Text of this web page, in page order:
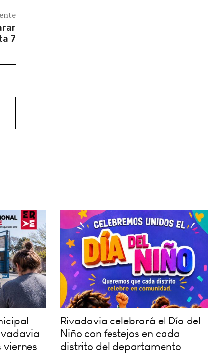
7
Rivadavia celebrará el Día del
Niño con festejos en cada
distrito del departamento